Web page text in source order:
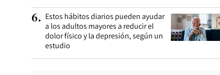
6. Estos hábitos diarios pueden ayudar
a los adultos mayores a reducir el
dolor físico y la depresión, según un
estudio